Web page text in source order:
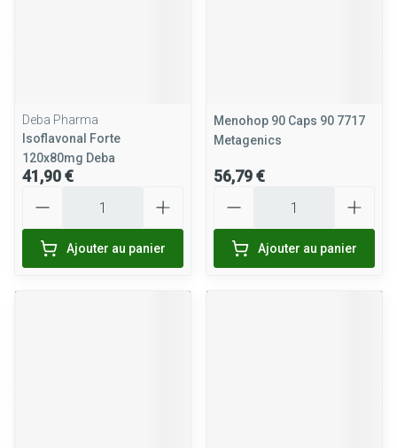
Deba Pharma
Isoflavonal Forte
120x80mg Deba
41,90 €
Ajouter au panier
Menohop 90 Caps 90 7717
Metagenics
56,79 €
Ajouter au panier